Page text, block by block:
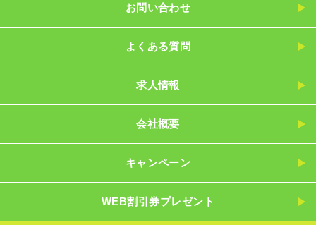
お問い合わせ
よくある質問
求人情報
会社概要
キャンペーン
WEB割引券プレゼント